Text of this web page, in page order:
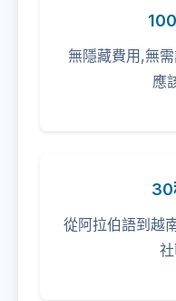
無隱藏費用,無
應
30
從阿拉伯語到越